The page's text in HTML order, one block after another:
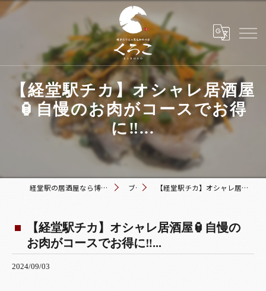
【経堂駅チカ】オシャレ居酒屋
🏮自慢のお肉がコースでお得
に‼️...
経堂駅の居酒屋なら博多おでんと黒毛和牛の店 くろこ ブログ 【経堂駅チカ】オシャレ居酒屋🏮自慢のお肉がコースでお得に‼️...
【経堂駅チカ】オシャレ居酒屋🏮自慢の
お肉がコースでお得に‼️...
2024/09/03